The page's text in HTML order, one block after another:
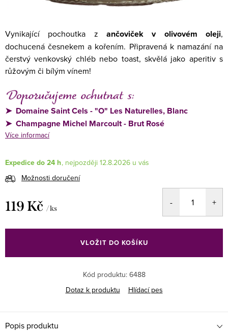
Vynikající pochoutka z ančoviček v olivovém oleji,
dochucená česnekem a kořením. Připravená k namazání na
čerstvý venkovský chléb nebo toast, skvělá jako aperitiv s
růžovým či bílým vínem!
➤ Domaine Saint Cels - "O" Les Naturelles, Blanc
➤ Champagne Michel Marcoult - Brut Rosé
Více informací
Expedice do 24 h
12.8.2026
Možnosti doručení
119 Kč / ks
cena:
VLOŽIT DO KOŠÍKU
Kód produktu: 6488
Dotaz k produktu
Hlídací pes
Popis produktu